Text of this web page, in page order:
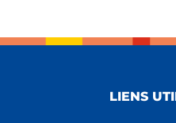
LIENS